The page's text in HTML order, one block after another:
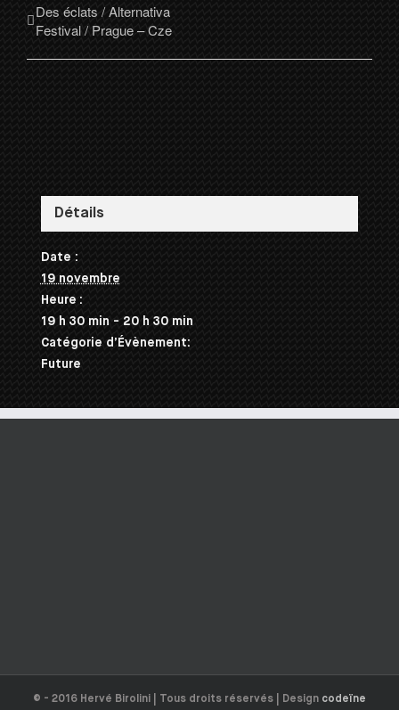
Des éclats / Alternativa
Festival / Prague – Cze
Détails
Date :
19 novembre
Heure :
19 h 30 min - 20 h 30 min
Catégorie d’Évènement:
Future
© - 2016 Hervé Birolini | Tous droits réservés | Design codeïne